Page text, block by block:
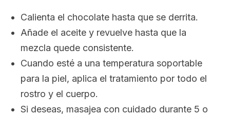
Calienta el chocolate hasta que se derrita.
Añade el aceite y revuelve hasta que la
mezcla quede consistente.
Cuando esté a una temperatura soportable
para la piel, aplica el tratamiento por todo el
rostro y el cuerpo.
Si deseas, masajea con cuidado durante 5 o